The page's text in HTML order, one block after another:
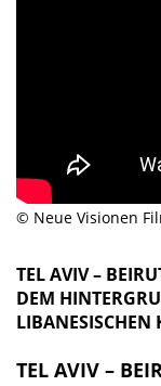
© Neue Visionen
TEL AVIV –
DEM
LIBANESISCHEN
TEL AVIV –